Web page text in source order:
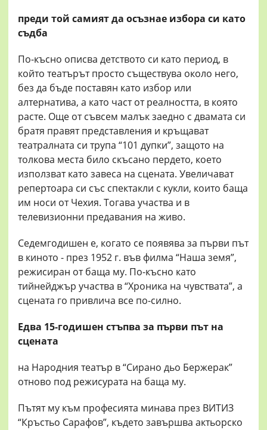
преди той самият да осъзнае избора си като
съдба
По-късно описва детството си като период, в
който театърът просто съществува около него,
без да бъде поставян като избор или
алтернатива, а като част от реалността, в която
расте. Още от съвсем малък заедно с двамата си
братя правят представления и кръщават
театралната си трупа “101 дупки”, защото на
толкова места било скъсано пердето, което
използват като завеса на сцената. Увеличават
репертоара си със спектакли с кукли, които баща
им носи от Чехия. Тогава участва и в
телевизионни предавания на живо.
Седемгодишен е, когато се появява за първи път
в киното - през 1952 г. във филма “Наша земя”,
режисиран от баща му. По-късно като
тийнейджър участва в “Хроника на чувствата”, а
сцената го привлича все по-силно.
Едва 15-годишен стъпва за първи път на
сцената
на Народния театър в “Сирано дьо Бержерак”
отново под режисурата на баща му.
Пътят му към професията минава през ВИТИЗ
“Кръстьо Сарафов”, където завършва актьорско